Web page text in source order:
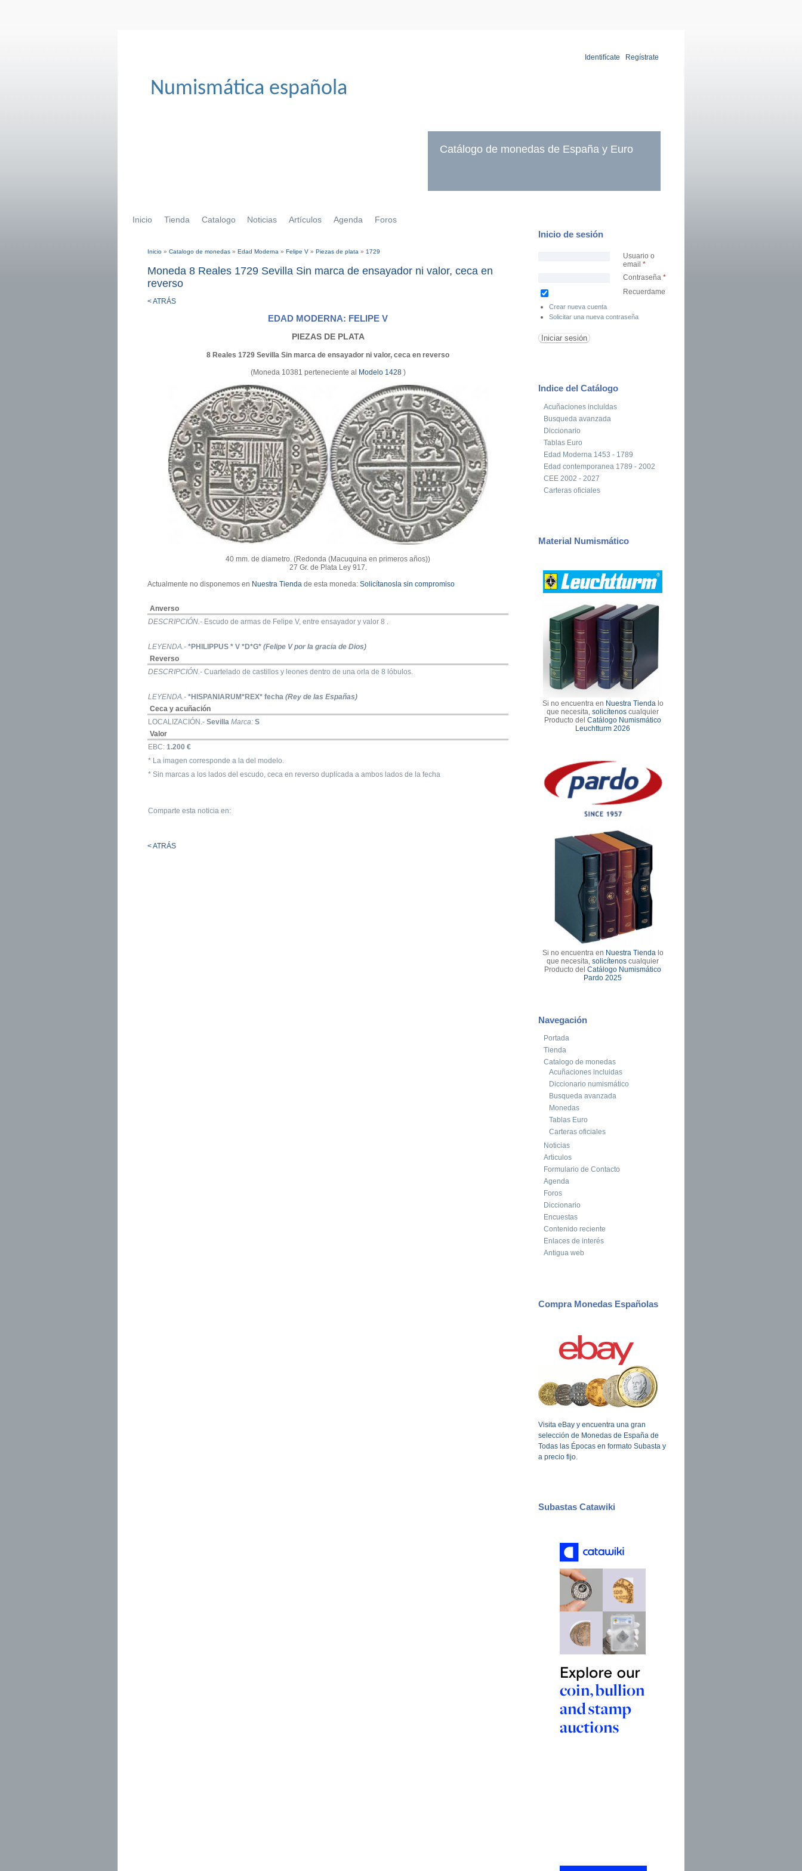
Numismática española
Identifícate Regístrate
Catálogo de monedas de España y Euro
Inicio Tienda Catalogo Noticias Artículos Agenda Foros
Inicio » Catalogo de monedas » Edad Moderna » Felipe V » Piezas de plata » 1729
Moneda 8 Reales 1729 Sevilla Sin marca de ensayador ni valor, ceca en
reverso
< ATRÁS
EDAD MODERNA: FELIPE V
PIEZAS DE PLATA
8 Reales 1729 Sevilla Sin marca de ensayador ni valor, ceca en reverso
(Moneda 10381 perteneciente al Modelo 1428 )
40 mm. de diametro. (Redonda (Macuquina en primeros años))
27 Gr. de Plata Ley 917.
Actualmente no disponemos en Nuestra Tienda de esta moneda: Solicítanosla sin compromiso
Anverso
DESCRIPCIÓN.- Escudo de armas de Felipe V, entre ensayador y valor 8 .
LEYENDA.- *PHILIPPUS * V *D*G* (Felipe V por la gracia de Dios)
Reverso
DESCRIPCIÓN.- Cuartelado de castillos y leones dentro de una orla de 8 lóbulos.
LEYENDA.- *HISPANIARUM*REX* fecha (Rey de las Españas)
Ceca y acuñación
LOCALIZACIÓN.- Sevilla Marca: S
Valor
EBC: 1.200 €
* La imagen corresponde a la del modelo.
* Sin marcas a los lados del escudo, ceca en reverso duplicada a ambos lados de la fecha
Comparte esta noticia en:
< ATRÁS
Inicio de sesión
Usuario o
email *
Contraseña *
Recuerdame
Crear nueva cuenta
Solicitar una nueva contraseña
Indice del Catálogo
Acuñaciones incluidas
Busqueda avanzada
Diccionario
Tablas Euro
Edad Moderna 1453 - 1789
Edad contemporanea 1789 - 2002
CEE 2002 - 2027
Carteras oficiales
Material Numismático
Si no encuentra en Nuestra Tiendalo
que necesita,solicítenos cualquier
Producto delCatálogo Numismático
Leuchtturm 2026
Si no encuentra en Nuestra Tiendalo
que necesita,solicítenos cualquier
Producto delCatálogo Numismático
Pardo 2025
Navegación
Portada
Tienda
Catalogo de monedas
Acuñaciones incluidas
Diccionario numismático
Busqueda avanzada
Monedas
Tablas Euro
Carteras oficiales
Noticias
Articulos
Formulario de Contacto
Agenda
Foros
Diccionario
Encuestas
Contenido reciente
Enlaces de interés
Antigua web
Compra Monedas Españolas
Visita eBay y encuentra una gran
selección de Monedas de España de
Todas las Épocas en formato Subasta y
a precio fijo.
Subastas Catawiki